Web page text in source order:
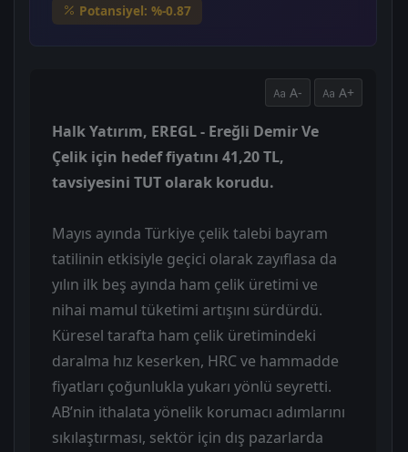
Potansiyel: %-0.87
A- A+
Halk Yatırım, EREGL - Ereğli Demir Ve
Çelik için hedef fiyatını 41,20 TL,
tavsiyesini TUT olarak korudu.
Mayıs ayında Türkiye çelik talebi bayram
tatilinin etkisiyle geçici olarak zayıflasa da
yılın ilk beş ayında ham çelik üretimi ve
nihai mamul tüketimi artışını sürdürdü.
Küresel tarafta ham çelik üretimindeki
daralma hız keserken, HRC ve hammadde
fiyatları çoğunlukla yukarı yönlü seyretti.
AB’nin ithalata yönelik korumacı adımlarını
sıkılaştırması, sektör için dış pazarlarda